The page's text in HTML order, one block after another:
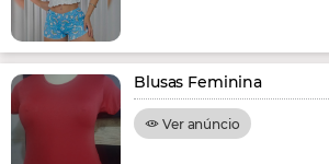
Blusas Feminina
Ver anúncio